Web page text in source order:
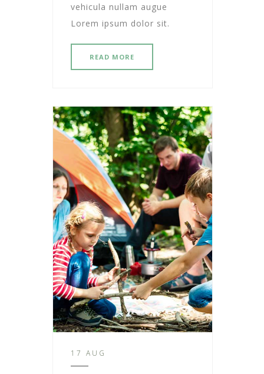
vehicula nullam augue
Lorem ipsum dolor sit.
READ MORE
17 AUG